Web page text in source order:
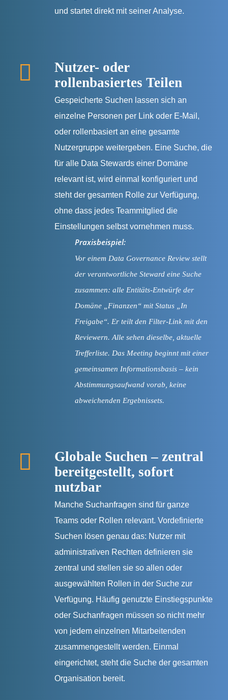
und startet direkt mit seiner Analyse.
Nutzer- oder
rollenbasiertes Teilen
Gespeicherte Suchen lassen sich an
einzelne Personen per Link oder E-Mail,
oder rollenbasiert an eine gesamte
Nutzergruppe weitergeben. Eine Suche, die
für alle Data Stewards einer Domäne
relevant ist, wird einmal konfiguriert und
steht der gesamten Rolle zur Verfügung,
ohne dass jedes Teammitglied die
Einstellungen selbst vornehmen muss.
Praxisbeispiel:
Vor einem Data Governance Review stellt
der verantwortliche Steward eine Suche
zusammen: alle Entitäts-Entwürfe der
Domäne „Finanzen“ mit Status „In
Freigabe“. Er teilt den Filter-Link mit den
Reviewern. Alle sehen dieselbe, aktuelle
Trefferliste. Das Meeting beginnt mit einer
gemeinsamen Informationsbasis – kein
Abstimmungsaufwand vorab, keine
abweichenden Ergebnissets.
Globale Suchen – zentral
bereitgestellt, sofort
nutzbar
Manche Suchanfragen sind für ganze
Teams oder Rollen relevant. Vordefinierte
Suchen lösen genau das: Nutzer mit
administrativen Rechten definieren sie
zentral und stellen sie so allen oder
ausgewählten Rollen in der Suche zur
Verfügung. Häufig genutzte Einstiegspunkte
oder Suchanfragen müssen so nicht mehr
von jedem einzelnen Mitarbeitenden
zusammengestellt werden. Einmal
eingerichtet, steht die Suche der gesamten
Organisation bereit.